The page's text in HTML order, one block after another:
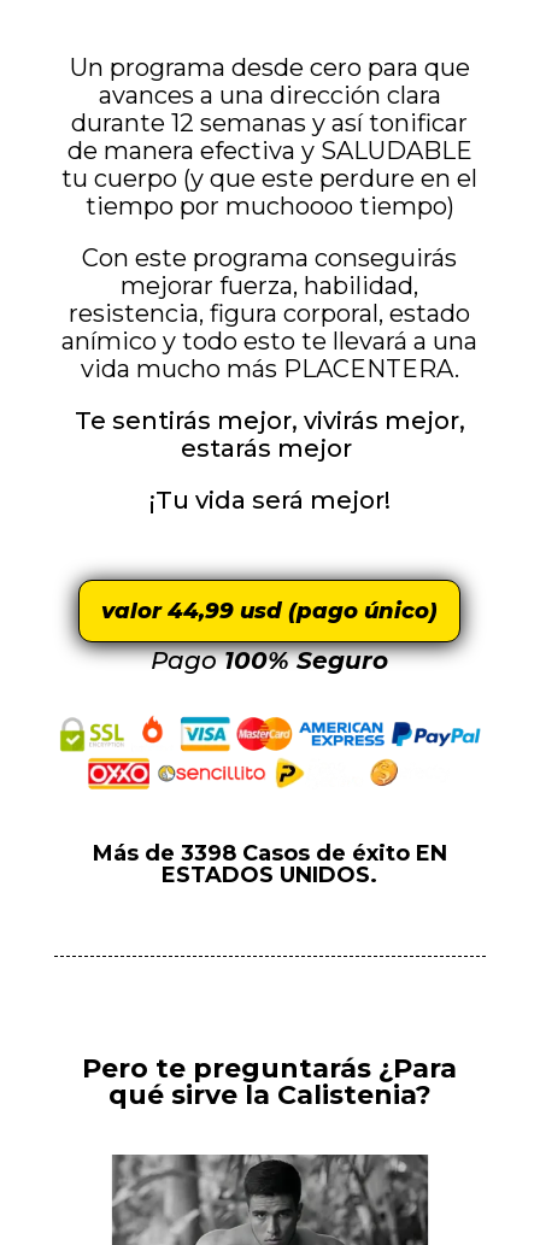
Un programa desde cero para que
avances a una dirección clara
durante 12 semanas y así tonificar
de manera efectiva y SALUDABLE
tu cuerpo (y que este perdure en el
tiempo por muchoooo tiempo)
Con este programa conseguirás
mejorar fuerza, habilidad,
resistencia, figura corporal, estado
anímico y todo esto te llevará a una
vida mucho más PLACENTERA.
Te sentirás mejor, vivirás mejor,
estarás mejor
¡Tu vida será mejor!
valor 44,99 usd (pago único)
Pago100% Seguro
Más de 3398 Casos de éxito EN
ESTADOS UNIDOS.
Pero te preguntarás ¿Para
qué sirve la Calistenia?